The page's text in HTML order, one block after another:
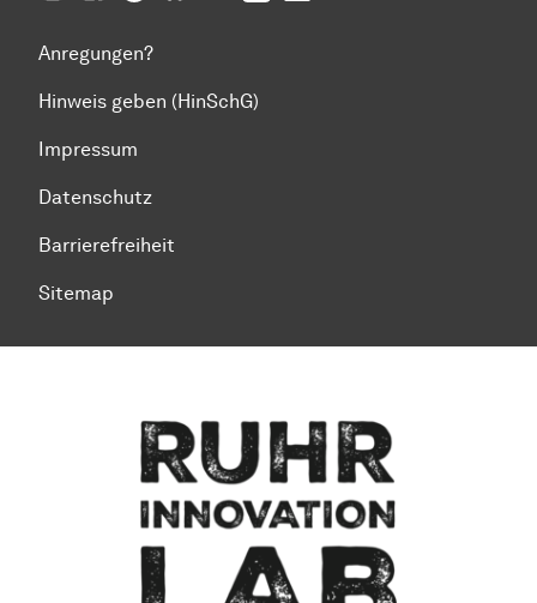
Anregungen?
Hinweis geben (HinSchG)
Impressum
Datenschutz
Barrierefreiheit
Sitemap